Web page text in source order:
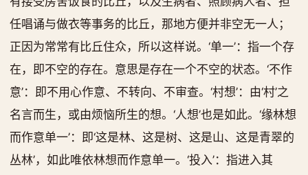
任唱诵与做衣等事务的比丘，那地方便并非空无一人；
正因为常常有比丘住众，所以这样说。‘单一’：指一个存
在，即不空的存在。意思是存在一个不空的状态。‘不作
意’：即不用心作意、不转向、不审查。‘村想’：由‘村’之
名言而生，或由烦恼所生的想。‘人想’也是如此。‘缘林想
而作意单一’：即‘这是林、这是树、这是山、这是青翠的
丛林’，如此唯依林想而作意单一。‘投入’：指进入其